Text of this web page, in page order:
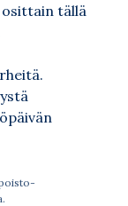
tällä